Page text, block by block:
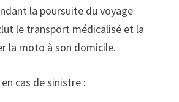
la poursuite du voyage
le transport médicalisé et la
la moto à son domicile.
cas de sinistre :